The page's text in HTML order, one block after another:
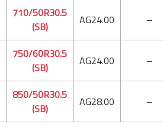
710/50R30.5
(SB)
AG24.00 –
750/60R30.5
(SB)
AG24.00 –
850/50R30.5
(SB)
AG28.00 –